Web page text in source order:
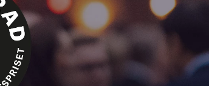
Sopra Steria Global
Sopra Banking Software
Sopra HR Software